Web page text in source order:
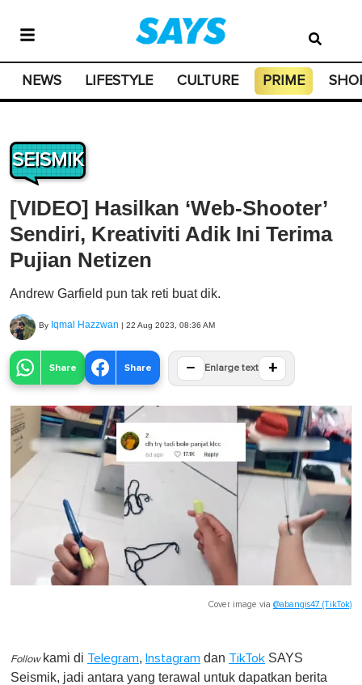
NEWS LIFESTYLE CULTURE PRIME
SEISMIK
[VIDEO] Hasilkan ‘Web-Shooter’
Sendiri, Kreativiti Adik Ini Terima
Pujian Netizen
Andrew Garfield pun tak reti buat dik.
By Iqmal Hazzwan | 22 Aug 2023, 08:36 AM
Share Share − Enlarge text +
Cover image via @abangis47 (TikTok)
Follow kami di Telegram, Instagram dan TikTok SAYS
Seismik, jadi antara yang terawal untuk dapatkan berita